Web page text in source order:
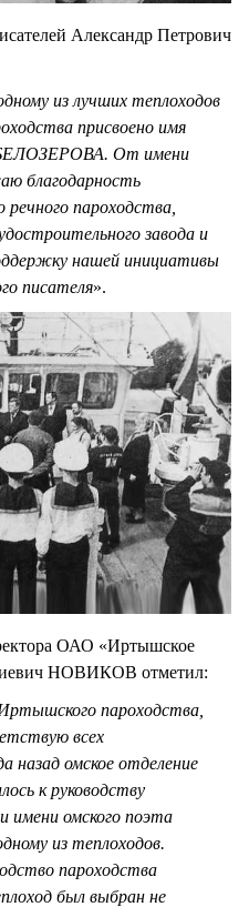
Александр Петрович
из лучших теплоходов
присвоено имя
БЕЛОЗЕРОВА. От имени
благодарность
пароходства,
завода и
нашей инициативы
писателя».
ОАО «Иртышское
НОВИКОВ отметил:
пароходства,
всех
назад омское отделение
к руководству
имени омского поэта
из теплоходов.
пароходства
был выбран не